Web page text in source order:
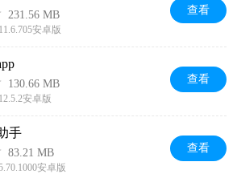
231.56 MB
安卓版
查看
130.66 MB
安卓版
查看
手
83.21 MB
安卓版
查看